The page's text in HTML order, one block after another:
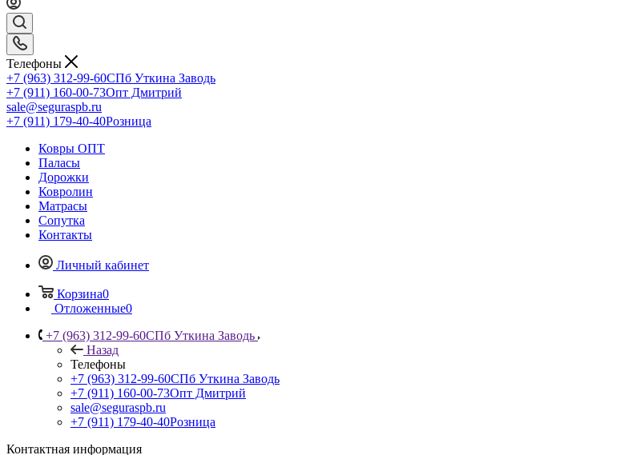
Телефоны
+7 (963) 312-99-60СПб Уткина Заводь
+7 (911) 160-00-73Опт Дмитрий
sale@seguraspb.ru
+7 (911) 179-40-40Розница
Ковры ОПТ
Паласы
Дорожки
Ковролин
Матрасы
Сопутка
Контакты
Личный кабинет
Корзина0
Отложенные0
+7 (963) 312-99-60СПб Уткина Заводь
Назад
Телефоны
+7 (963) 312-99-60СПб Уткина Заводь
+7 (911) 160-00-73Опт Дмитрий
sale@seguraspb.ru
+7 (911) 179-40-40Розница
Контактная информация